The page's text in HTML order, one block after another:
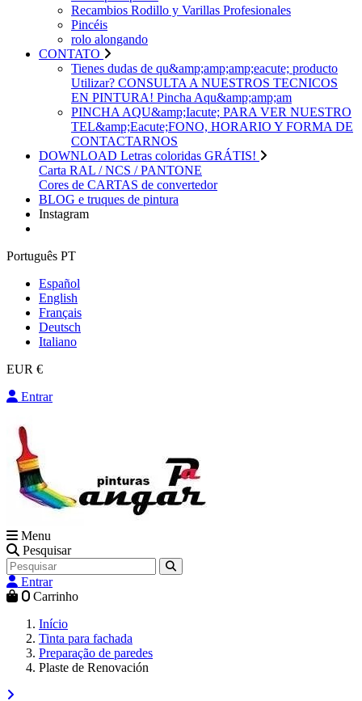
Recambios Rodillo y Varillas Profesionales
Pincéis
rolo alongando
CONTATO
Tienes dudas de qu&amp;amp;amp;eacute; producto
Utilizar? CONSULTA A NUESTROS TECNICOS
EN PINTURA! Pincha Aqu&amp;amp;am
PINCHA AQU&amp;Iacute; PARA VER NUESTRO
TEL&amp;Eacute;FONO, HORARIO Y FORMA DE
CONTACTARNOS
DOWNLOAD Letras coloridas GRÁTIS!
Carta RAL / NCS / PANTONE
Cores de CARTAS de convertedor
BLOG e truques de pintura
Instagram
Português PT
Español
English
Français
Deutsch
Italiano
EUR €
Entrar
Menu
Pesquisar
Entrar
0 Carrinho
Início
Tinta para fachada
Preparação de paredes
Plaste de Renovación